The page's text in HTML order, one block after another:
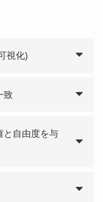
視化)
致
と自由度を与